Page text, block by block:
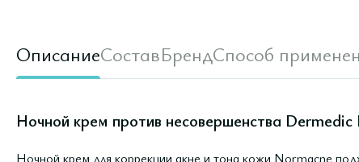
ОписаниеСоставБрендСпособ
Ночной крем против несовершенства
Ночной крем для коррекции акне и тона кожи Normacne